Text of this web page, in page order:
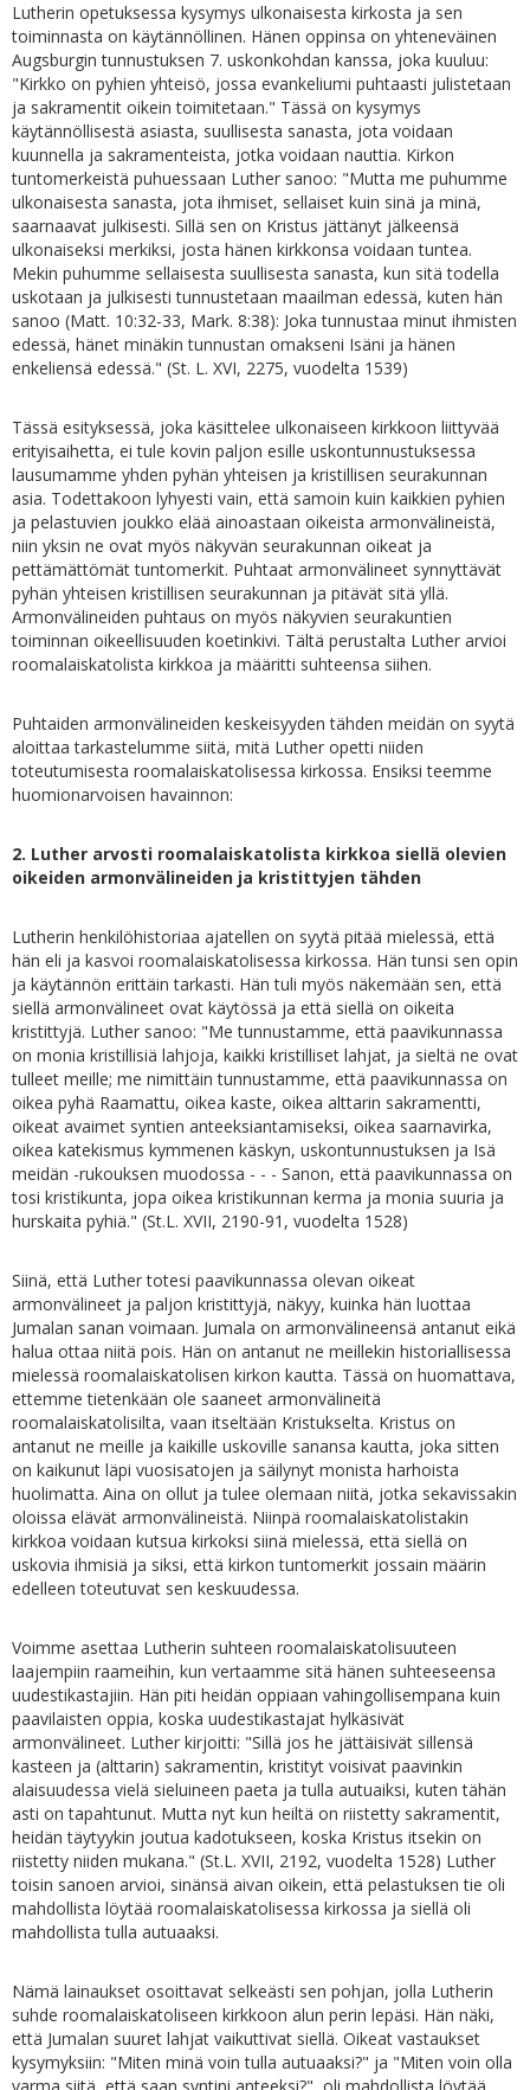
Lutherin opetuksessa kysymys ulkonaisesta kirkosta ja sen
toiminnasta on käytännöllinen. Hänen oppinsa on yhteneväinen
Augsburgin tunnustuksen 7. uskonkohdan kanssa, joka kuuluu:
"Kirkko on pyhien yhteisö, jossa evankeliumi puhtaasti julistetaan
ja sakramentit oikein toimitetaan." Tässä on kysymys
käytännöllisestä asiasta, suullisesta sanasta, jota voidaan
kuunnella ja sakramenteista, jotka voidaan nauttia. Kirkon
tuntomerkeistä puhuessaan Luther sanoo: "Mutta me puhumme
ulkonaisesta sanasta, jota ihmiset, sellaiset kuin sinä ja minä,
saarnaavat julkisesti. Sillä sen on Kristus jättänyt jälkeensä
ulkonaiseksi merkiksi, josta hänen kirkkonsa voidaan tuntea.
Mekin puhumme sellaisesta suullisesta sanasta, kun sitä todella
uskotaan ja julkisesti tunnustetaan maailman edessä, kuten hän
sanoo (Matt. 10:32-33, Mark. 8:38): Joka tunnustaa minut ihmisten
edessä, hänet minäkin tunnustan omakseni Isäni ja hänen
enkeliensä edessä." (St. L. XVI, 2275, vuodelta 1539)
Tässä esityksessä, joka käsittelee ulkonaiseen kirkkoon liittyvää
erityisaihetta, ei tule kovin paljon esille uskontunnustuksessa
lausumamme yhden pyhän yhteisen ja kristillisen seurakunnan
asia. Todettakoon lyhyesti vain, että samoin kuin kaikkien pyhien
ja pelastuvien joukko elää ainoastaan oikeista armonvälineistä,
niin yksin ne ovat myös näkyvän seurakunnan oikeat ja
pettämättömät tuntomerkit. Puhtaat armonvälineet synnyttävät
pyhän yhteisen kristillisen seurakunnan ja pitävät sitä yllä.
Armonvälineiden puhtaus on myös näkyvien seurakuntien
toiminnan oikeellisuuden koetinkivi. Tältä perustalta Luther arvioi
roomalaiskatolista kirkkoa ja määritti suhteensa siihen.
Puhtaiden armonvälineiden keskeisyyden tähden meidän on syytä
aloittaa tarkastelumme siitä, mitä Luther opetti niiden
toteutumisesta roomalaiskatolisessa kirkossa. Ensiksi teemme
huomionarvoisen havainnon:
2. Luther arvosti roomalaiskatolista kirkkoa siellä olevien
oikeiden armonvälineiden ja kristittyjen tähden
Lutherin henkilöhistoriaa ajatellen on syytä pitää mielessä, että
hän eli ja kasvoi roomalaiskatolisessa kirkossa. Hän tunsi sen opin
ja käytännön erittäin tarkasti. Hän tuli myös näkemään sen, että
siellä armonvälineet ovat käytössä ja että siellä on oikeita
kristittyjä. Luther sanoo: "Me tunnustamme, että paavikunnassa
on monia kristillisiä lahjoja, kaikki kristilliset lahjat, ja sieltä ne ovat
tulleet meille; me nimittäin tunnustamme, että paavikunnassa on
oikea pyhä Raamattu, oikea kaste, oikea alttarin sakramentti,
oikeat avaimet syntien anteeksiantamiseksi, oikea saarnavirka,
oikea katekismus kymmenen käskyn, uskontunnustuksen ja Isä
meidän -rukouksen muodossa - - - Sanon, että paavikunnassa on
tosi kristikunta, jopa oikea kristikunnan kerma ja monia suuria ja
hurskaita pyhiä." (St.L. XVII, 2190-91, vuodelta 1528)
Siinä, että Luther totesi paavikunnassa olevan oikeat
armonvälineet ja paljon kristittyjä, näkyy, kuinka hän luottaa
Jumalan sanan voimaan. Jumala on armonvälineensä antanut eikä
halua ottaa niitä pois. Hän on antanut ne meillekin historiallisessa
mielessä roomalaiskatolisen kirkon kautta. Tässä on huomattava,
ettemme tietenkään ole saaneet armonvälineitä
roomalaiskatolisilta, vaan itseltään Kristukselta. Kristus on
antanut ne meille ja kaikille uskoville sanansa kautta, joka sitten
on kaikunut läpi vuosisatojen ja säilynyt monista harhoista
huolimatta. Aina on ollut ja tulee olemaan niitä, jotka sekavissakin
oloissa elävät armonvälineistä. Niinpä roomalaiskatolistakin
kirkkoa voidaan kutsua kirkoksi siinä mielessä, että siellä on
uskovia ihmisiä ja siksi, että kirkon tuntomerkit jossain määrin
edelleen toteutuvat sen keskuudessa.
Voimme asettaa Lutherin suhteen roomalaiskatolisuuteen
laajempiin raameihin, kun vertaamme sitä hänen suhteeseensa
uudestikastajiin. Hän piti heidän oppiaan vahingollisempana kuin
paavilaisten oppia, koska uudestikastajat hylkäsivät
armonvälineet. Luther kirjoitti: "Sillä jos he jättäisivät sillensä
kasteen ja (alttarin) sakramentin, kristityt voisivat paavinkin
alaisuudessa vielä sieluineen paeta ja tulla autuaiksi, kuten tähän
asti on tapahtunut. Mutta nyt kun heiltä on riistetty sakramentit,
heidän täytyykin joutua kadotukseen, koska Kristus itsekin on
riistetty niiden mukana." (St.L. XVII, 2192, vuodelta 1528) Luther
toisin sanoen arvioi, sinänsä aivan oikein, että pelastuksen tie oli
mahdollista löytää roomalaiskatolisessa kirkossa ja siellä oli
mahdollista tulla autuaaksi.
Nämä lainaukset osoittavat selkeästi sen pohjan, jolla Lutherin
suhde roomalaiskatoliseen kirkkoon alun perin lepäsi. Hän näki,
että Jumalan suuret lahjat vaikuttivat siellä. Oikeat vastaukset
kysymyksiin: "Miten minä voin tulla autuaaksi?" ja "Miten voin olla